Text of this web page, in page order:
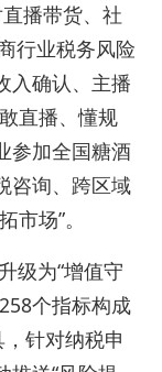
播带货、社
行业税务风险
入确认、主播
直播、懂规
参加全国糖酒
咨询、跨区域
场”。
级为“增值守
个指标构成
针对纳税申